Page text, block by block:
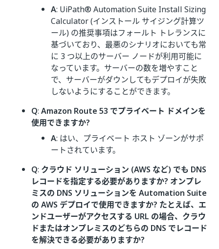
A: UiPath® Automation Suite Install Sizing
Calculator (インストール サイジング計算ツ
ール) の推奨事項はフォールト トレランスに
基づいており、最悪のシナリオにおいても常
に 3 つ以上のサーバー ノードが利用可能に
なっています。サーバーの数を増やすこと
で、サーバーがダウンしてもデプロイが失敗
しないようにすることができます。
Q: Amazon Route 53 でプライベート ドメインを
使用できますか?
A: はい、プライベート ホスト ゾーンがサポ
ートされています。
Q: クラウド ソリューション (AWS など) でも DNS
レコードを指定する必要がありますか? オンプレ
ミスの DNS ソリューションを Automation Suite
の AWS デプロイで使用できますか? たとえば、エ
ンドユーザーがアクセスする URL の場合、クラウ
ドまたはオンプレミスのどちらの DNS でレコード
を解決できる必要がありますか?